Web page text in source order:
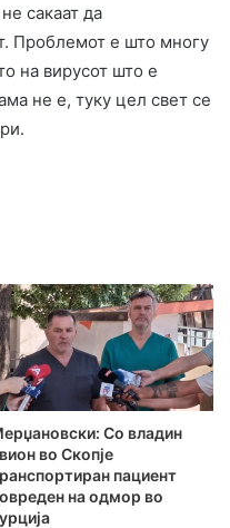
сакаат да
Проблемот е што многу
на вирусот што е
не е, туку цел свет се
Со владин
во Скопје
пациент
на одмор во